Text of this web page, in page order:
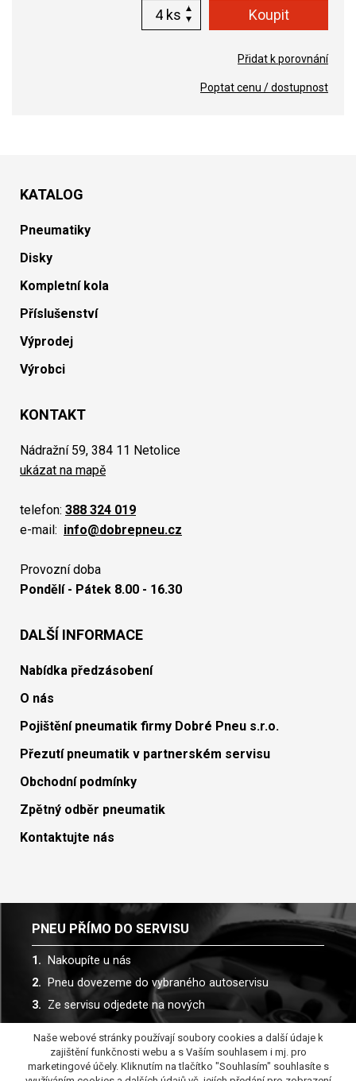
ks
Přidat k porovnání
Poptat cenu / dostupnost
KATALOG
Pneumatiky
Disky
Kompletní kola
Příslušenství
Výprodej
Výrobci
KONTAKT
Nádražní 59, 384 11 Netolice
ukázat na mapě
telefon: 388 324 019
e-mail: info@dobrepneu.cz
Provozní doba
Pondělí - Pátek 8.00 - 16.30
DALŠÍ INFORMACE
Nabídka předzásobení
O nás
Pojištění pneumatik firmy Dobré Pneu s.r.o.
Přezutí pneumatik v partnerském servisu
Obchodní podmínky
Zpětný odběr pneumatik
Kontaktujte nás
PNEU PŘÍMO DO SERVISU
Nakoupíte u nás
Pneu dovezeme do vybraného autoservisu
Ze servisu odjedete na nových
Spolupracujeme s více než 30 autoservisy
Naše webové stránky používají soubory cookies a další údaje k
zajištění funkčnosti webu a s Vaším souhlasem i mj. pro
marketingové účely. Kliknutím na tlačítko "Souhlasím" souhlasíte s